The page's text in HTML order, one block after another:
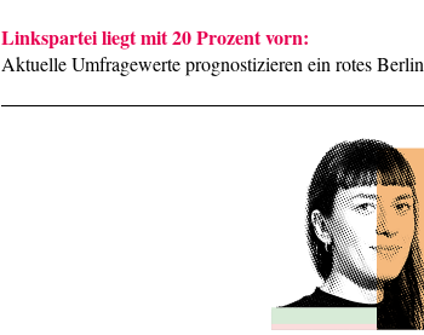
Linkspartei liegt mit 20 Prozent vorn:
Aktuelle Umfragewerte prognostizieren ein rotes Berlin